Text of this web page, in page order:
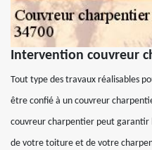
Intervention couvreur
Tout type des travaux réalisables
être confié à un couvreur
couvreur charpentier peut garantir
de votre toiture et de votre